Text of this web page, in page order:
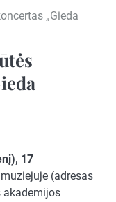
„Gieda
17
(adresas
akademijos